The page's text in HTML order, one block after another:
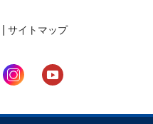
サイトマップ